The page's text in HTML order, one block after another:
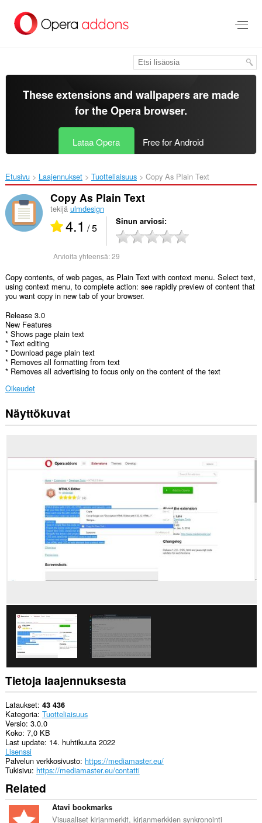
pääsisältöön
These extensions and wallpapers are made
for theOpera browser.
Lataa Opera Free for Android
Etusivu Laajennukset Tuotteliaisuus Copy As Plain Text‎
Copy As Plain Text
tekijä ulmdesign
4.1 / 5 Sinun arviosi
Arvioita yhteensä:29
Copy contents, of web pages, as Plain Text with context menu. Select text,
using context menu, to complete action: see rapidly preview of content that
you want copy in new tab of your browser.
Release 3.0
New Features
* Shows page plain text
* Text editing
* Download page plain text
* Removes all formatting from text
* Removes all advertising to focus only on the content of the text
Oikeudet
Laajennuksella
on
verkkosivustoissa.
Laajennuksella
can
clipboard.
Näyttökuvat
Tietoja laajennuksesta
Lataukset 43 436
Kategoria Tuotteliaisuus
Versio 3.0.0
Koko 7,0 KB
Last update 14. huhtikuuta 2022
Lisenssi
Palvelun verkkosivusto https://mediamaster.eu/
Tukisivu https://mediamaster.eu/contatti
Related
Atavi bookmarks
Visuaaliset kirjanmerkit, kirjanmerkkien synkronointi